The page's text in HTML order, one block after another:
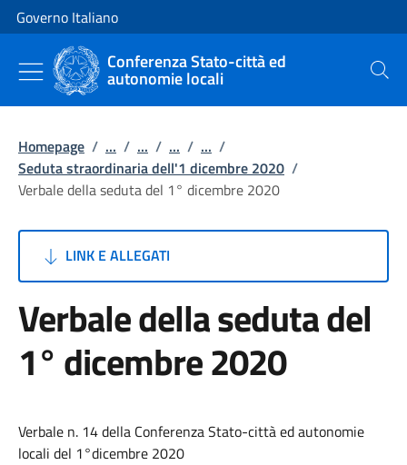
Vai al contenuto
Vai alla navigazione del sito
Governo Italiano
Conferenza Stato-città ed
autonomie locali Cerca
Homepage / ... / ... / ... / ... /
Seduta straordinaria dell'1 dicembre 2020 /
Verbale della seduta del 1° dicembre 2020
LINK E ALLEGATI
Verbale della seduta del
1° dicembre 2020
Verbale n. 14 della Conferenza Stato-città ed autonomie
locali del 1°dicembre 2020